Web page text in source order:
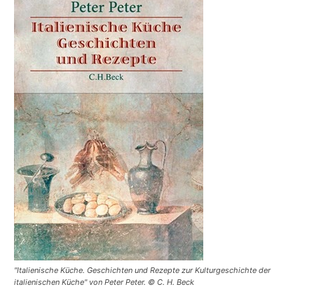
"Italienische Küche. Geschichten und Rezepte zur Kulturgeschichte der
italienischen Küche" von Peter Peter. © C. H. Beck